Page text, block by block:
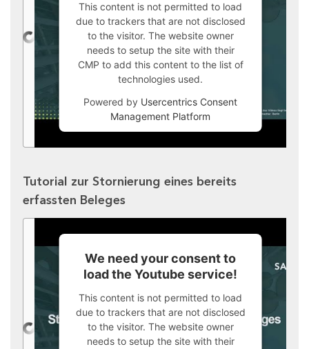
This content is not permitted to load
due to trackers that are not disclosed
to the visitor. The website owner
needs to setup the site with their
CMP to add this content to the list of
technologies used.
Powered by Usercentrics Consent
Management Platform
Tutorial zur Stornierung eines bereits
erfassten Beleges
We need your consent to
load the Youtube service!
This content is not permitted to load
due to trackers that are not disclosed
to the visitor. The website owner
needs to setup the site with their